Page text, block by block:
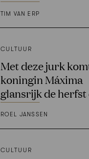
TIM VAN ERP
CULTUUR
Met deze jurk
koningin Máxima
glansrijk de
ROEL JANSSEN
CULTUUR